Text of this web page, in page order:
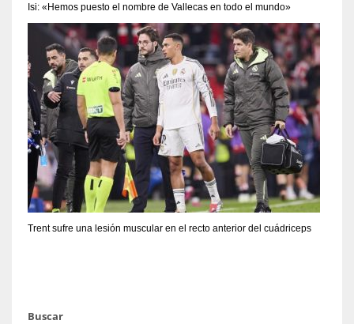
Isi: «Hemos puesto el nombre de Vallecas en todo el mundo»
Trent sufre una lesión muscular en el recto anterior del cuádriceps
Buscar